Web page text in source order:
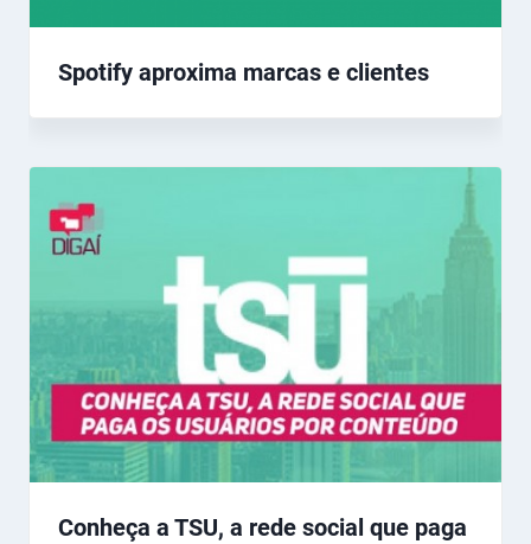
Spotify aproxima marcas e clientes
Conheça a TSU, a rede social que paga